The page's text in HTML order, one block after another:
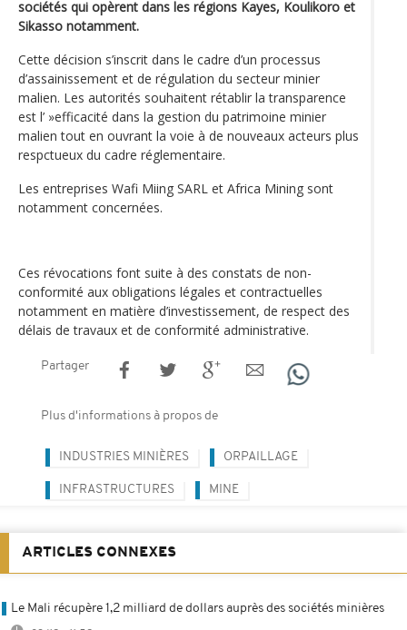
sociétés qui opèrent dans les régions Kayes, Koulikoro et
Sikasso notamment.
Cette décision s’inscrit dans le cadre d’un processus
d’assainissement et de régulation du secteur minier
malien. Les autorités souhaitent rétablir la transparence
est l’ »efficacité dans la gestion du patrimoine minier
malien tout en ouvrant la voie à de nouveaux acteurs plus
respctueux du cadre réglementaire.
Les entreprises Wafi Miing SARL et Africa Mining sont
notamment concernées.
Ces révocations font suite à des constats de non-
conformité aux obligations légales et contractuelles
notamment en matière d’investissement, de respect des
délais de travaux et de conformité administrative.
Partager
Plus d'informations à propos de
INDUSTRIES MINIÈRES ORPAILLAGE
INFRASTRUCTURES MINE
ARTICLES CONNEXES
Le Mali récupère 1,2 milliard de dollars auprès des sociétés minières